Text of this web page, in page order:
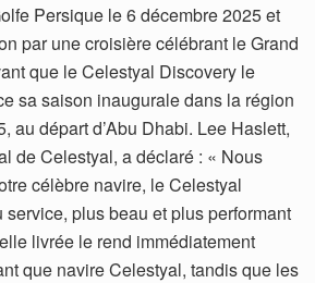
Persique le 6 décembre 2025 et
par une croisière célébrant le Grand
que le Celestyal Discovery le
sa saison inaugurale dans la région
au départ d’Abu Dhabi. Lee Haslett,
de Celestyal, a déclaré : « Nous
célèbre navire, le Celestyal
service, plus beau et plus performant
livrée le rend immédiatement
que navire Celestyal, tandis que les